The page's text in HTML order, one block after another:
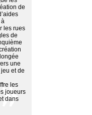
de
les rues
de
une
et de
les
joueurs
dans